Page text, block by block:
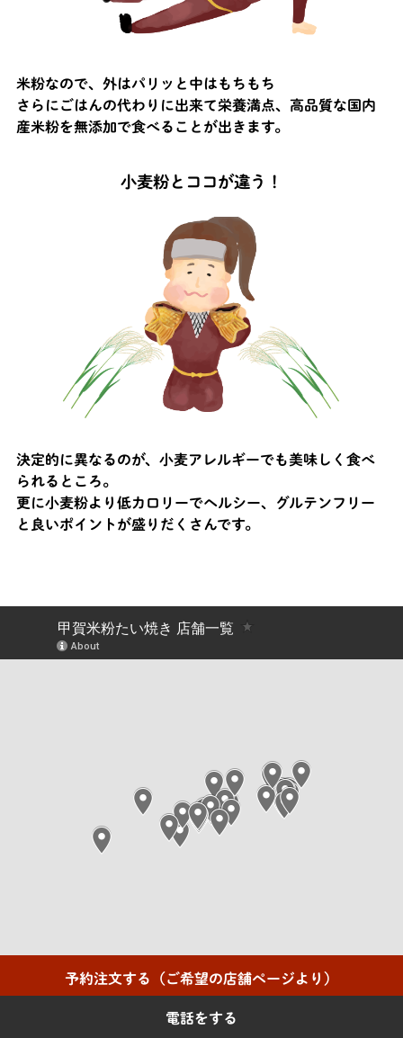
米粉なので、外はパリッと中はもちもち
さらにごはんの代わりに出来て栄養満点、高品質な国内
産米粉を無添加で食べることが出きます。
小麦粉とココが違う！
決定的に異なるのが、小麦アレルギーでも美味しく食べ
られるところ。
更に小麦粉より低カロリーでヘルシー、グルテンフリー
と良いポイントが盛りだくさんです。
予約注文する（ご希望の店舗ページより）
電話をする